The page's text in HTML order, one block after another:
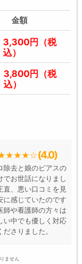
金額
3,300円（税
込）
3,800円（税
込）
(4.0)
除去と娘のピアスの
でお世話になりまし
直、悪い口コミを見
に感じていたのです
師や看護師の方々は
い中でも優しく対応
ださりました。
ません